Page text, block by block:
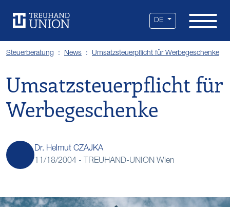
DE
Steuerberatung News Umsatzsteuerpflicht für Werbegeschenke
Umsatzsteuerpflicht für
Werbegeschenke
Dr. Helmut CZAJKA
11/18/2004 - TREUHAND-UNION Wien